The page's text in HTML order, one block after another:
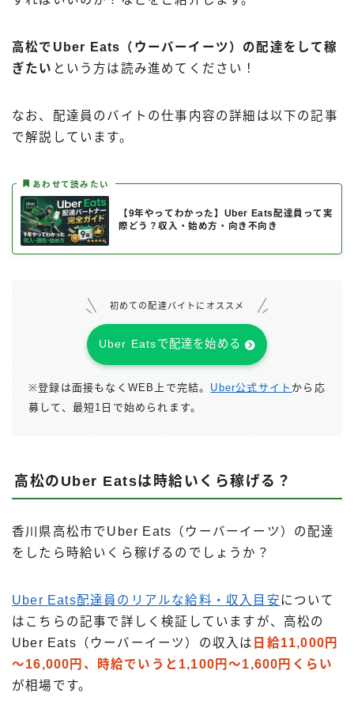
高松でUber Eats（ウーバーイーツ）の配達をして稼
ぎたい という方は読み進めてください！
なお、配達員のバイトの仕事内容の詳細は以下の記事
で解説しています。
あわせて読みたい
【9年やってわかった】Uber Eats配達員って実
際どう？収入・始め方・向き不向き
初めての配達バイトにオススメ
Uber Eatsで配達を始める
※登録は面接もなくWEB上で完結。 Uber公式サイト から応
募して、最短1日で始められます。
高松のUber Eatsは時給いくら稼げる？
香川県高松市でUber Eats（ウーバーイーツ）の配達
をしたら時給いくら稼げるのでしょうか？
Uber Eats配達員のリアルな給料・収入目安 について
はこちらの記事で詳しく検証していますが、高松の
Uber Eats（ウーバーイーツ）の収入は 日給11,000円
～16,000円、時給でいうと1,100円～1,600円くらい
が相場です。